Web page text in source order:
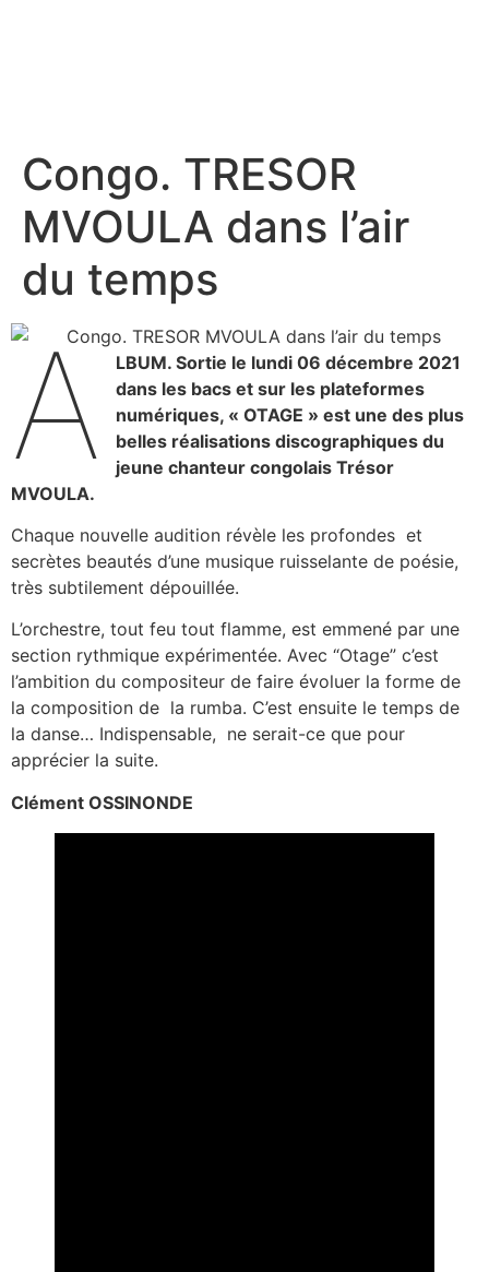
Congo. TRESOR
MVOULA dans l’air
du temps
A
LBUM. Sortie le lundi 06 décembre 2021
dans les bacs et sur les plateformes
numériques, « OTAGE » est une des plus
belles réalisations discographiques du
jeune chanteur congolais Trésor
MVOULA.
Chaque nouvelle audition révèle les profondes et
secrètes beautés d’une musique ruisselante de poésie,
très subtilement dépouillée.
L’orchestre, tout feu tout flamme, est emmené par une
section rythmique expérimentée. Avec “Otage” c’est
l’ambition du compositeur de faire évoluer la forme de
la composition de la rumba. C’est ensuite le temps de
la danse… Indispensable, ne serait-ce que pour
apprécier la suite.
Clément OSSINONDE